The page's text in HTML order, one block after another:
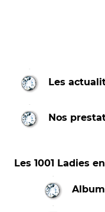
Les
Nos
Les 1001 Ladies